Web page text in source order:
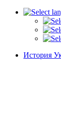
История